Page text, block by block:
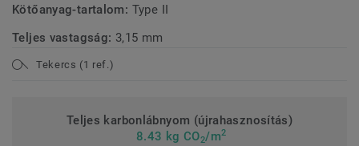
Kötőanyag-tartalom: Type II
Teljes vastagság: 3,15 mm
Tekercs (1 ref.)
Teljes karbonlábnyom (újrahasznosítás)
8.43 kg CO2/m2